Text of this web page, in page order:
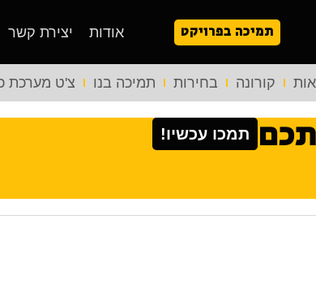
תמיכה בפרויקט אודות יצירת קשר
קורונה בחירות תמיכה בנו צ'ט מערכת
תמכו עכשיו!